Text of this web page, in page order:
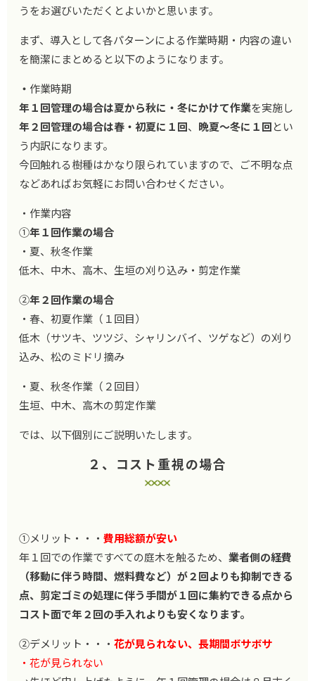
うをお選びいただくとよいかと思います。
まず、導入として各パターンによる作業時期・内容の違い
を簡潔にまとめると以下のようになります。
・ 作業時期
年１回管理の場合は夏から秋に・冬にかけて作業を実施し
年２回管理の場合は春・初夏に１回、 晩夏～冬に１回とい
う内訳になります。
今回触れる樹種はかなり限られていますので、ご不明な点
などあればお気軽にお問い合わせください。
・作業内容
①年１回作業の場合
・夏、秋冬作業
低木、中木、高木、生垣の刈り込み・剪定作業
②年２回作業の場合
・春、初夏作業（１回目）
低木（サツキ、ツツジ、シャリンバイ、ツゲなど）の刈り
込み、松のミドリ摘み
・夏、秋冬作業（２回目）
生垣、中木、高木の剪定作業
では、以下個別にご説明いたします。
２、コスト重視の場合
①メリット・・・費用総額が安い
年１回での作業ですべての庭木を触るため、業者側の経費
（移動に伴う時間、燃料費など）が２回よりも抑制できる
点、剪定ゴミの処理に伴う手間が１回に集約できる点から
コスト面で年２回の手入れよりも安くなります。
②デメリット・・・花が見られない、長期間ボサボサ
・花が見られない